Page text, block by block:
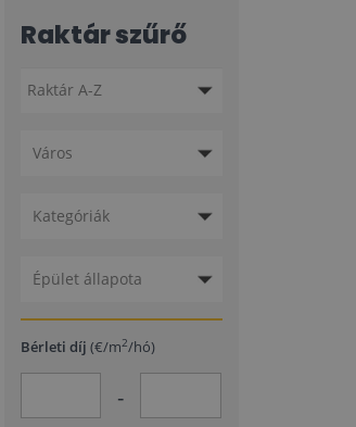
Raktár szűrő
Város
Kategóriák
Épület állapota
Bérleti díj (€/m2/hó)
-